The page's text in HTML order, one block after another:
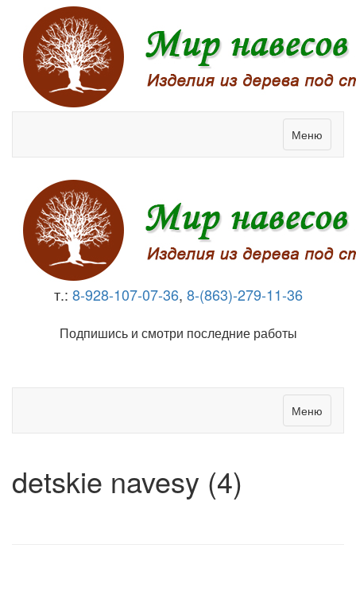
Меню
т.: 8-928-107-07-36, 8-(863)-279-11-36
Подпишись и смотри последние работы
Меню
detskie navesy (4)